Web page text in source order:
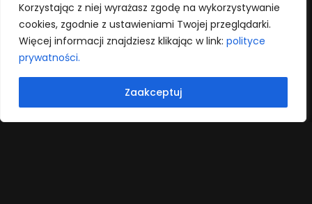
Korzystając z niej wyrażasz zgodę na wykorzystywanie
cookies, zgodnie z ustawieniami Twojej przeglądarki.
Więcej informacji znajdziesz klikając w link: polityce
prywatności.
Zaakceptuj